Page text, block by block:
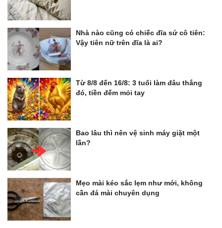
Nhà nào cũng có chiếc đĩa sứ cô tiên:
Vậy tiên nữ trên đĩa là ai?
Từ 8/8 đến 16/8: 3 tuổi làm đâu thắng
đó, tiền đếm mỏi tay
Bao lâu thì nên vệ sinh máy giặt một
lần?
Mẹo mài kéo sắc lẹm như mới, không
cần đá mài chuyên dụng